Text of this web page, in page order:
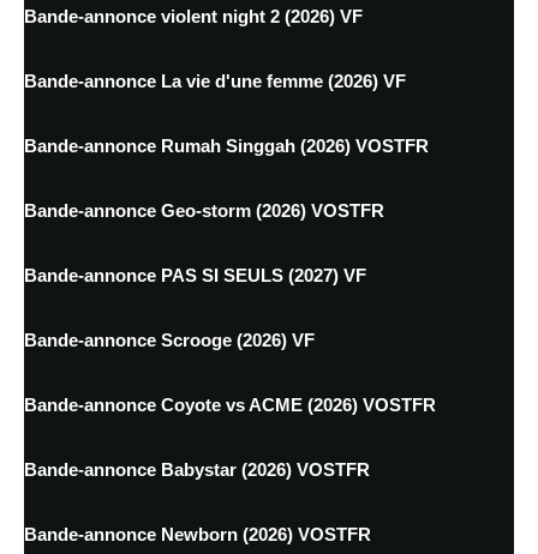
Bande-annonce violent night 2 (2026) VF
Bande-annonce La vie d'une femme (2026) VF
Bande-annonce Rumah Singgah (2026) VOSTFR
Bande-annonce Geo-storm (2026) VOSTFR
Bande-annonce PAS SI SEULS (2027) VF
Bande-annonce Scrooge (2026) VF
Bande-annonce Coyote vs ACME (2026) VOSTFR
Bande-annonce Babystar (2026) VOSTFR
Bande-annonce Newborn (2026) VOSTFR